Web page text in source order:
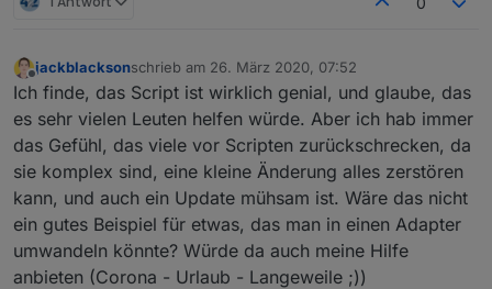
Offline
jackblacksonschrieb am 26. März 2020, 07:52
zuletzt editiert von
Ich finde, das Script ist wirklich genial, und glaube, das
es sehr vielen Leuten helfen würde. Aber ich hab immer
das Gefühl, das viele vor Scripten zurückschrecken, da
sie komplex sind, eine kleine Änderung alles zerstören
kann, und auch ein Update mühsam ist. Wäre das nicht
ein gutes Beispiel für etwas, das man in einen Adapter
umwandeln könnte? Würde da auch meine Hilfe
anbieten (Corona - Urlaub - Langeweile ;))